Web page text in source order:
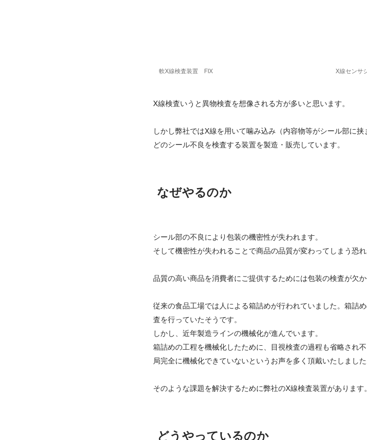
軟X線検査装置　FIX X線センサ
X線検査いうと異物検査を想像される方が多いと思います。
しかし弊社ではX線を用いて噛み込み（内容物等がシール部に
どのシール不良を検査する装置を製造・販売しています。
なぜやるのか
シール部の不良により包装の機密性が失われます。
そして機密性が失われることで商品の品質が変わってしまう恐れ
品質の高い商品を消費者にご提供するためには包装の検査が欠か
従来の食品工場では人による箱詰めが行われていました。箱詰
査を行っていたそうです。
しかし、近年製造ラインの機械化が進んでいます。
箱詰めの工程を機械化したために、目視検査の過程も省略され
局完全に機械化できていないというお声を多く頂戴いたしました
どうやっているのか